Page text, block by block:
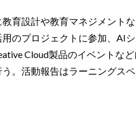
育設計や教育マネジメント
のプロジェクトに参加、AI
Cloud製品のイベントな
。活動報告はラーニングスペ